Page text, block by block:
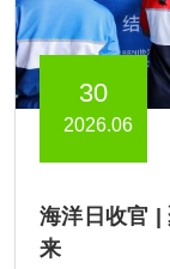
30
2026.06
海洋日收官 |
来